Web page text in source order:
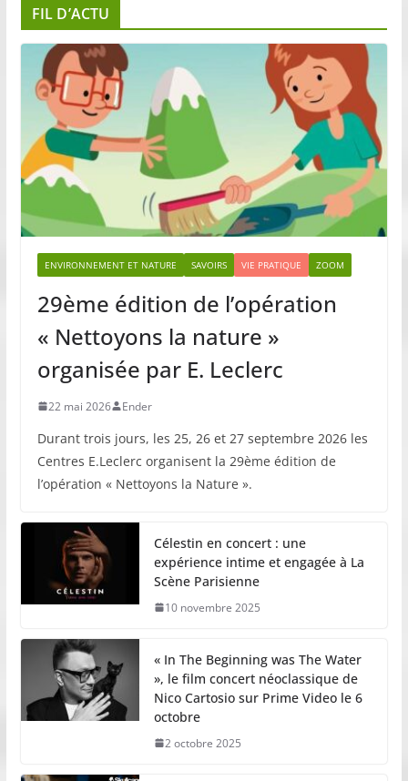
FIL D’ACTU
ENVIRONNEMENT ET NATURE SAVOIRS VIE PRATIQUE ZOOM
29ème édition de l’opération
« Nettoyons la nature »
organisée par E. Leclerc
22 mai 2026 Ender
Durant trois jours, les 25, 26 et 27 septembre 2026 les
Centres E.Leclerc organisent la 29ème édition de
l’opération « Nettoyons la Nature ».
Célestin en concert : une
expérience intime et engagée à La
Scène Parisienne
10 novembre 2025
« In The Beginning was The Water
», le film concert néoclassique de
Nico Cartosio sur Prime Video le 6
octobre
2 octobre 2025